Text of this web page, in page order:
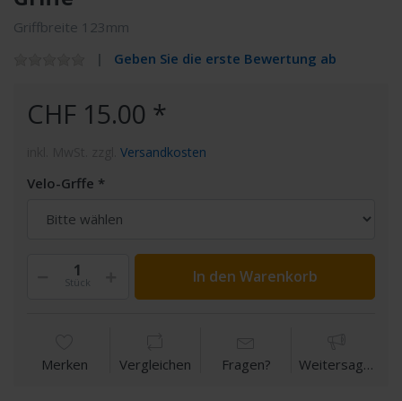
Griffbreite 123mm
Geben Sie die erste Bewertung ab
CHF 15.00 *
Versandkosten
Velo-Grffe
Stück In den Warenkorb
Merken Vergleichen Fragen? Weitersagen